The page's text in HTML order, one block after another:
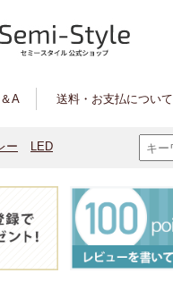
A 送料・お支払について
ー LED